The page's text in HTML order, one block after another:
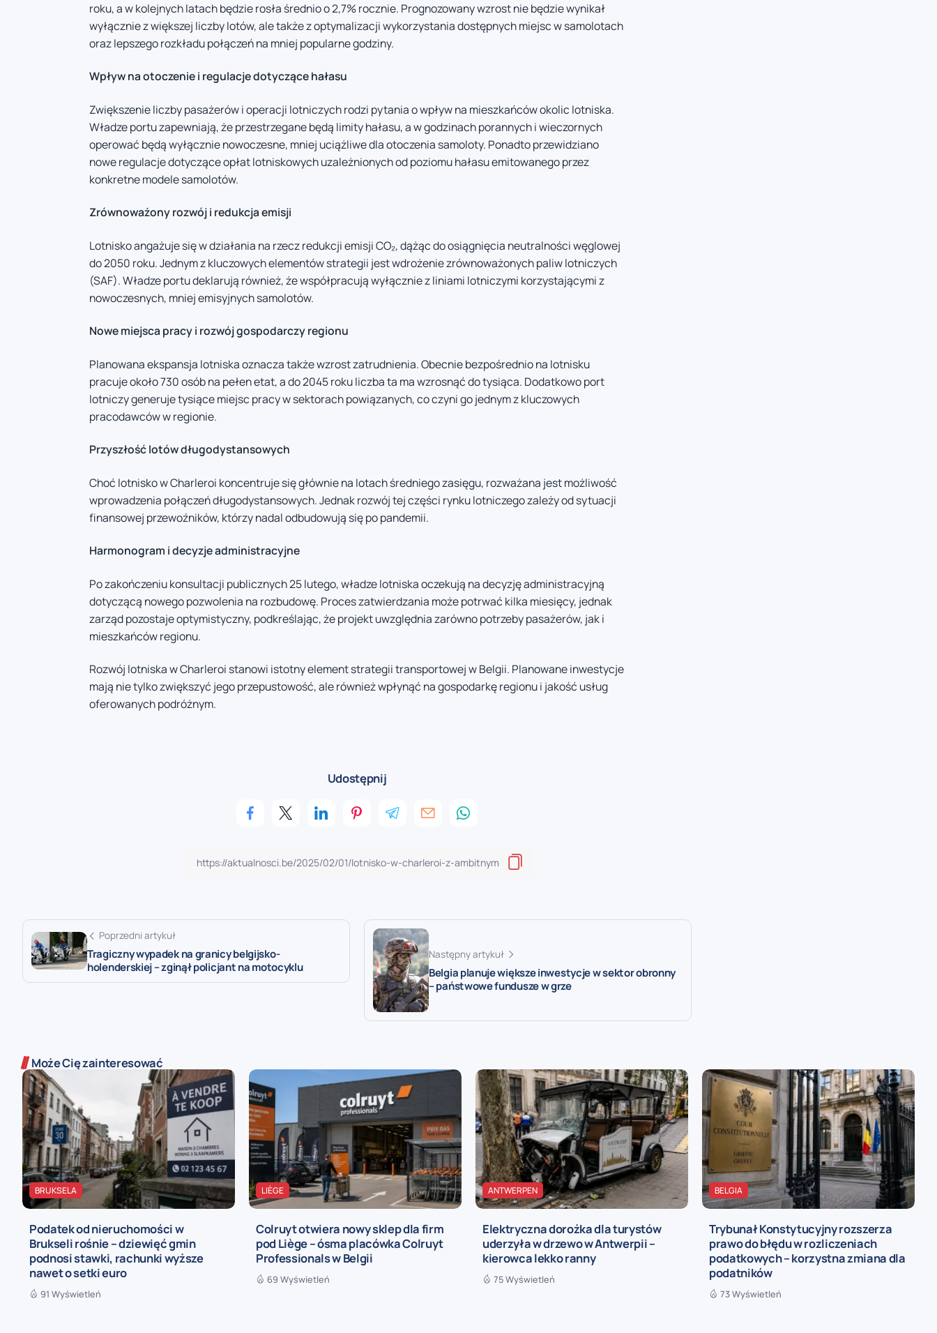
roku, a w kolejnych latach będzie rosła średnio o 2,7% rocznie. Prognozowany wzrost nie będzie wynikał
wyłącznie z większej liczby lotów, ale także z optymalizacji wykorzystania dostępnych miejsc w samolotach
oraz lepszego rozkładu połączeń na mniej popularne godziny.
Wpływ na otoczenie i regulacje dotyczące hałasu
Zwiększenie liczby pasażerów i operacji lotniczych rodzi pytania o wpływ na mieszkańców okolic lotniska.
Władze portu zapewniają, że przestrzegane będą limity hałasu, a w godzinach porannych i wieczornych
operować będą wyłącznie nowoczesne, mniej uciążliwe dla otoczenia samoloty. Ponadto przewidziano
nowe regulacje dotyczące opłat lotniskowych uzależnionych od poziomu hałasu emitowanego przez
konkretne modele samolotów.
Zrównoważony rozwój i redukcja emisji
Lotnisko angażuje się w działania na rzecz redukcji emisji CO₂, dążąc do osiągnięcia neutralności węglowej
do 2050 roku. Jednym z kluczowych elementów strategii jest wdrożenie zrównoważonych paliw lotniczych
(SAF). Władze portu deklarują również, że współpracują wyłącznie z liniami lotniczymi korzystającymi z
nowoczesnych, mniej emisyjnych samolotów.
Nowe miejsca pracy i rozwój gospodarczy regionu
Planowana ekspansja lotniska oznacza także wzrost zatrudnienia. Obecnie bezpośrednio na lotnisku
pracuje około 730 osób na pełen etat, a do 2045 roku liczba ta ma wzrosnąć do tysiąca. Dodatkowo port
lotniczy generuje tysiące miejsc pracy w sektorach powiązanych, co czyni go jednym z kluczowych
pracodawców w regionie.
Przyszłość lotów długodystansowych
Choć lotnisko w Charleroi koncentruje się głównie na lotach średniego zasięgu, rozważana jest możliwość
wprowadzenia połączeń długodystansowych. Jednak rozwój tej części rynku lotniczego zależy od sytuacji
finansowej przewoźników, którzy nadal odbudowują się po pandemii.
Harmonogram i decyzje administracyjne
Po zakończeniu konsultacji publicznych 25 lutego, władze lotniska oczekują na decyzję administracyjną
dotyczącą nowego pozwolenia na rozbudowę. Proces zatwierdzania może potrwać kilka miesięcy, jednak
zarząd pozostaje optymistyczny, podkreślając, że projekt uwzględnia zarówno potrzeby pasażerów, jak i
mieszkańców regionu.
Rozwój lotniska w Charleroi stanowi istotny element strategii transportowej w Belgii. Planowane inwestycje
mają nie tylko zwiększyć jego przepustowość, ale również wpłynąć na gospodarkę regionu i jakość usług
oferowanych podróżnym.
Udostępnij
Poprzedni artykuł
Tragiczny wypadek na granicy belgijsko-
holenderskiej – zginął policjant na motocyklu
Następny artykuł
Belgia planuje większe inwestycje w sektor obronny
– państwowe fundusze w grze
Może Cię zainteresować
BRUKSELA
Podatek od nieruchomości w
Brukseli rośnie – dziewięć gmin
podnosi stawki, rachunki wyższe
nawet o setki euro
91 Wyświetleń
LIÈGE
Colruyt otwiera nowy sklep dla firm
pod Liège – ósma placówka Colruyt
Professionals w Belgii
69 Wyświetleń
ANTWERPEN
Elektryczna dorożka dla turystów
uderzyła w drzewo w Antwerpii –
kierowca lekko ranny
75 Wyświetleń
BELGIA
Trybunał Konstytucyjny rozszerza
prawo do błędu w rozliczeniach
podatkowych – korzystna zmiana dla
podatników
73 Wyświetleń